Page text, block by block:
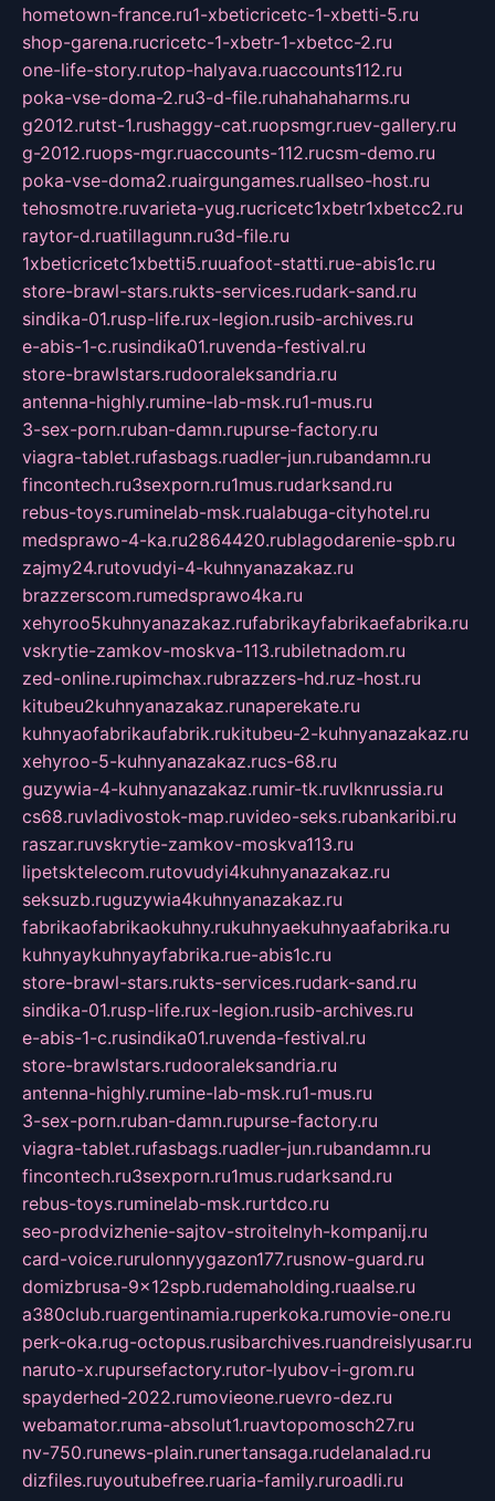
hometown-france.ru1-xbeticricetc-1-xbetti-5.ru
shop-garena.rucricetc-1-xbetr-1-xbetcc-2.ru
one-life-story.rutop-halyava.ruaccounts112.ru
poka-vse-doma-2.ru3-d-file.ruhahahaharms.ru
g2012.rutst-1.rushaggy-cat.ruopsmgr.ruev-gallery.ru
g-2012.ruops-mgr.ruaccounts-112.rucsm-demo.ru
poka-vse-doma2.ruairgungames.ruallseo-host.ru
tehosmotre.ruvarieta-yug.rucricetc1xbetr1xbetcc2.ru
raytor-d.ruatillagunn.ru3d-file.ru
1xbeticricetc1xbetti5.ruuafoot-statti.rue-abis1c.ru
store-brawl-stars.rukts-services.rudark-sand.ru
sindika-01.rusp-life.rux-legion.rusib-archives.ru
e-abis-1-c.rusindika01.ruvenda-festival.ru
store-brawlstars.rudooraleksandria.ru
antenna-highly.rumine-lab-msk.ru1-mus.ru
3-sex-porn.ruban-damn.rupurse-factory.ru
viagra-tablet.rufasbags.ruadler-jun.rubandamn.ru
fincontech.ru3sexporn.ru1mus.rudarksand.ru
rebus-toys.ruminelab-msk.rualabuga-cityhotel.ru
medsprawo-4-ka.ru2864420.rublagodarenie-spb.ru
zajmy24.rutovudyi-4-kuhnyanazakaz.ru
brazzerscom.rumedsprawo4ka.ru
xehyroo5kuhnyanazakaz.rufabrikayfabrikaefabrika.ru
vskrytie-zamkov-moskva-113.rubiletnadom.ru
zed-online.rupimchax.rubrazzers-hd.ruz-host.ru
kitubeu2kuhnyanazakaz.runaperekate.ru
kuhnyaofabrikaufabrik.rukitubeu-2-kuhnyanazakaz.ru
xehyroo-5-kuhnyanazakaz.rucs-68.ru
guzywia-4-kuhnyanazakaz.rumir-tk.ruvlknrussia.ru
cs68.ruvladivostok-map.ruvideo-seks.rubankaribi.ru
raszar.ruvskrytie-zamkov-moskva113.ru
lipetsktelecom.rutovudyi4kuhnyanazakaz.ru
seksuzb.ruguzywia4kuhnyanazakaz.ru
fabrikaofabrikaokuhny.rukuhnyaekuhnyaafabrika.ru
kuhnyaykuhnyayfabrika.rue-abis1c.ru
store-brawl-stars.rukts-services.rudark-sand.ru
sindika-01.rusp-life.rux-legion.rusib-archives.ru
e-abis-1-c.rusindika01.ruvenda-festival.ru
store-brawlstars.rudooraleksandria.ru
antenna-highly.rumine-lab-msk.ru1-mus.ru
3-sex-porn.ruban-damn.rupurse-factory.ru
viagra-tablet.rufasbags.ruadler-jun.rubandamn.ru
fincontech.ru3sexporn.ru1mus.rudarksand.ru
rebus-toys.ruminelab-msk.rurtdco.ru
seo-prodvizhenie-sajtov-stroitelnyh-kompanij.ru
card-voice.rurulonnyygazon177.rusnow-guard.ru
domizbrusa-9x12spb.rudemaholding.ruaalse.ru
a380club.ruargentinamia.ruperkoka.rumovie-one.ru
perk-oka.rug-octopus.rusibarchives.ruandreislyusar.ru
naruto-x.rupursefactory.rutor-lyubov-i-grom.ru
spayderhed-2022.rumovieone.ruevro-dez.ru
webamator.ruma-absolut1.ruavtopomosch27.ru
nv-750.runews-plain.runertansaga.rudelanalad.ru
dizfiles.ruyoutubefree.ruaria-family.ruroadli.ru